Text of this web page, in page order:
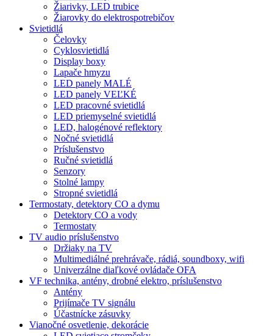
Žiarivky, LED trubice
Žiarovky do elektrospotrebičov
Svietidlá
Čelovky
Cyklosvietidlá
Display boxy
Lapače hmyzu
LED panely MALÉ
LED panely VEĽKÉ
LED pracovné svietidlá
LED priemyselné svietidlá
LED, halogénové reflektory
Nočné svietidlá
Príslušenstvo
Ručné svietidlá
Senzory
Stolné lampy
Stropné svietidlá
Termostaty, detektory CO a dymu
Detektory CO a vody
Termostaty
TV audio príslušenstvo
Držiaky na TV
Multimediálné prehrávače, rádiá, soundboxy, wifi
Univerzálne diaľkové ovládače OFA
VF technika, antény, drobné elektro, príslušenstvo
Antény
Prijímače TV signálu
Účastnícke zásuvky
Vianočné osvetlenie, dekorácie